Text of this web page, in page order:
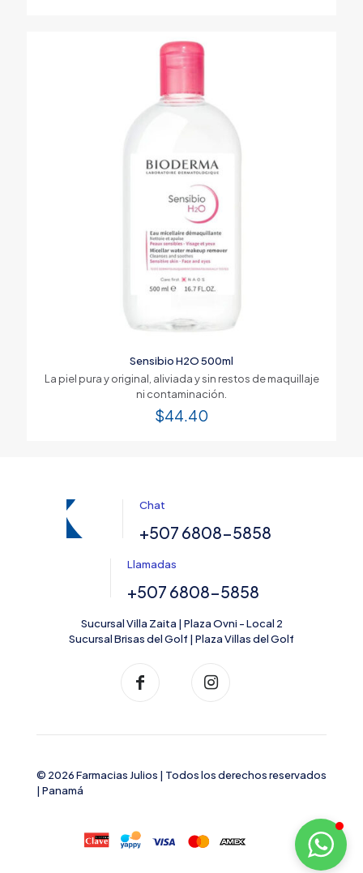
Sensibio H2O 500ml
La piel pura y original, aliviada y sin restos de maquillaje
ni contaminación.
$44.40
Chat
+507 6808-5858
Llamadas
+507 6808-5858
Sucursal Villa Zaita | Plaza Ovni - Local 2
Sucursal Brisas del Golf | Plaza Villas del Golf
© 2026 Farmacias Julios | Todos los derechos reservados
| Panamá